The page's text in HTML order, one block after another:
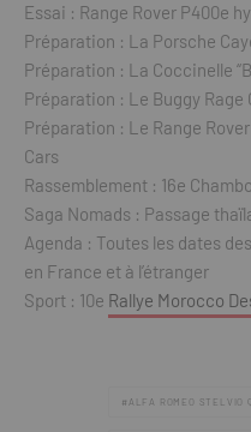
Essai : Range Rover P400e
Préparation : La Porsche
Préparation : La Coccinelle
Préparation : Le Buggy Rage
Préparation : Le Range
Cars
Rassemblement : 16e
Saga Nomads : Passage
Agenda : Toutes les dates
en France et à l’étranger
Sport : 10e Rallye Morocco
ALFA ROMEO STELVIO